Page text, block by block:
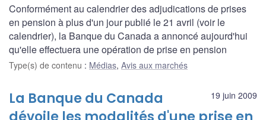
Conformément au calendrier des adjudications de prises
en pension à plus d'un jour publié le 21 avril (voir le
calendrier), la Banque du Canada a annoncé aujourd'hui
qu'elle effectuera une opération de prise en pension
Type(s) de contenu : Médias, Avis aux marchés
19 juin 2009
La Banque du Canada